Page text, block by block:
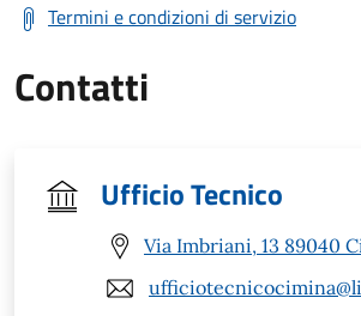
Termini e condizioni di servizio
Contatti
Ufficio Tecnico
Via Imbriani, 13 89040